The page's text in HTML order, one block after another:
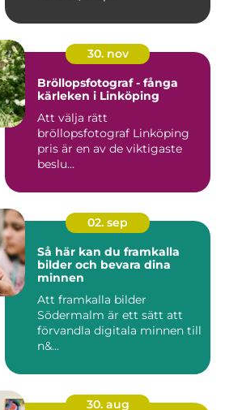
30. nov
Bröllopsfotograf - fånga
kärleken i Linköping
Att välja rätt
bröllopsfotograf Linköping
pris är en av de viktigaste
beslu...
02. sep
Så här kan du framkalla
bilder och bevara dina
minnen
Att framkalla bilder
Södermalm är ett sätt att
förvandla digitala minnen till
n&...
30. aug